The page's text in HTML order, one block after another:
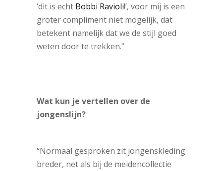
‘dit is echt Bobbi Ravioli!’, voor mij is een
groter compliment niet mogelijk, dat
betekent namelijk dat we de stijl goed
weten door te trekken.”
Wat kun je vertellen over de
jongenslijn?
“Normaal gesproken zit jongenskleding
breder, net als bij de meidencollectie